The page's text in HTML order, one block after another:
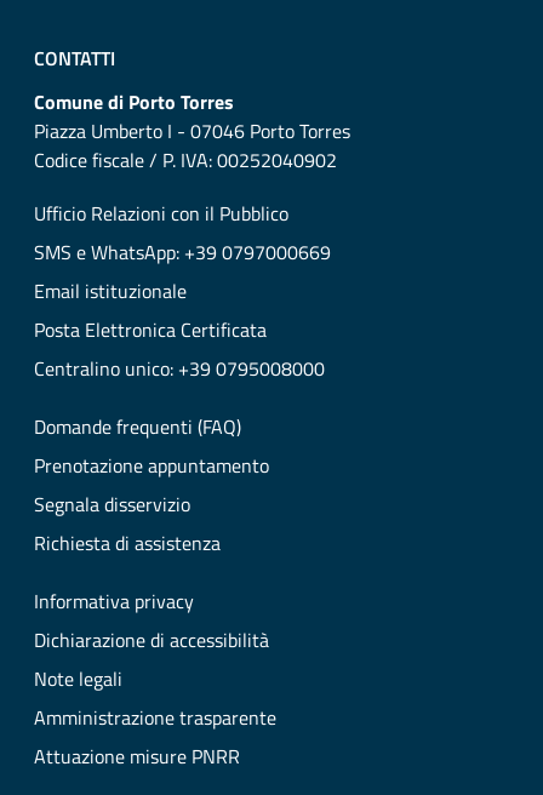
CONTATTI
Comune di Porto Torres
Piazza Umberto I - 07046 Porto Torres
Codice fiscale / P. IVA: 00252040902
Ufficio Relazioni con il Pubblico
SMS e WhatsApp: +39 0797000669
Email istituzionale
Posta Elettronica Certificata
Centralino unico: +39 0795008000
Domande frequenti (FAQ)
Prenotazione appuntamento
Segnala disservizio
Richiesta di assistenza
Informativa privacy
Dichiarazione di accessibilità
Note legali
Amministrazione trasparente
Attuazione misure PNRR